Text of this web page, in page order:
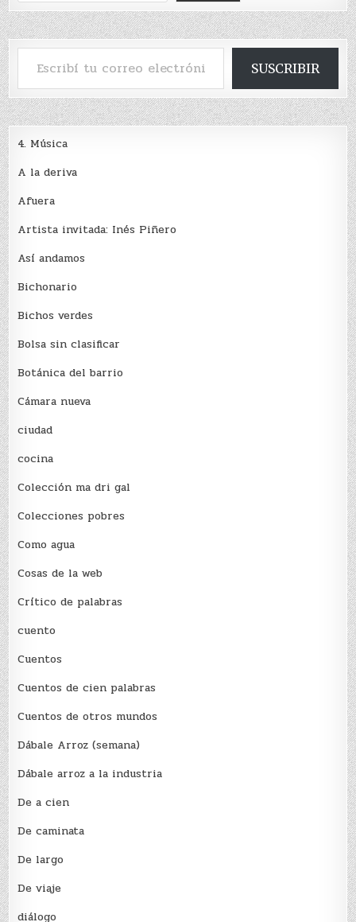
Escribí tu correo electrónico…
SUSCRIBIR
4. Música
A la deriva
Afuera
Artista invitada: Inés Piñero
Así andamos
Bichonario
Bichos verdes
Bolsa sin clasificar
Botánica del barrio
Cámara nueva
ciudad
cocina
Colección ma dri gal
Colecciones pobres
Como agua
Cosas de la web
Crítico de palabras
cuento
Cuentos
Cuentos de cien palabras
Cuentos de otros mundos
Dábale Arroz (semana)
Dábale arroz a la industria
De a cien
De caminata
De largo
De viaje
diálogo